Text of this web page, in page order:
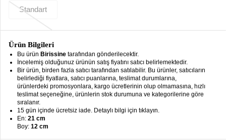
Giyimkeyboard_arrow_down
Dış
Giyim keyboard_arrow_down
Tesettür
Giyim keyboard_arrow_down
Büyük
Bedenkeyboard_arrow_down
İç
Giyimkeyboard_arrow_down
Standart
Ürün Bilgileri
Bu ürün Birissine tarafından gönderilecektir.
İncelemiş olduğunuz ürünün satış fiyatını satıcı belirlemektedir.
Bir ürün, birden fazla satıcı tarafından satılabilir. Bu ürünler, satıcıların
belirlediği fiyatlara, satıcı puanlarına, teslimat durumlarına,
ürünlerdeki promosyonlara, kargo ücretlerinin olup olmamasına, hızlı
teslimat seçeneğine, ürünlerin stok durumuna ve kategorilerine göre
sıralanır.
15 gün içinde ücretsiz iade. Detaylı bilgi için tıklayın.
En: 21 cm
Boy: 12 cm